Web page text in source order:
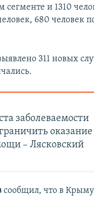
сегменте и 1310
680 человек
311 новых
заболеваемости
оказание
– Лясковский
сообщил, что в Крыму